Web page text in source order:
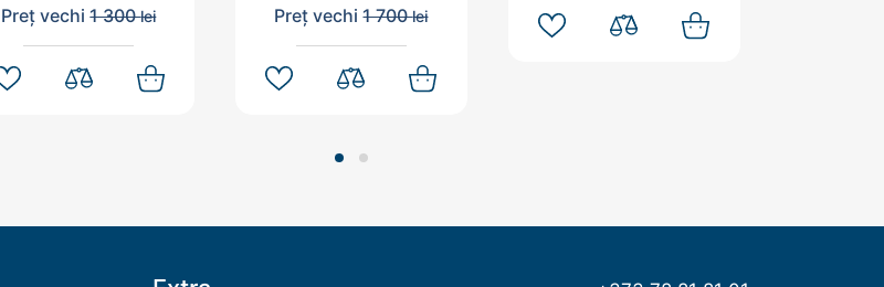
Preț vechi1 300lei Preț vechi1 700lei